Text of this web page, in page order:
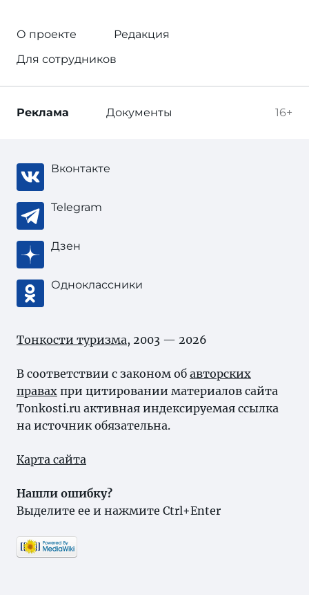
О проекте
Редакция
Для сотрудников
16+
Реклама Документы
Вконтакте
Telegram
Дзен
Одноклассники
Тонкости туризма, 2003 — 2026
В соответствии с законом об авторских
правах при цитировании материалов сайта
Tonkosti.ru активная индексируемая ссылка
на источник обязательна.
Карта сайта
Нашли ошибку?
Выделите ее и нажмите Ctrl+Enter